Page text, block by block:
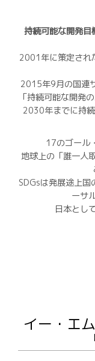
持続可能な開発
2001年に策定され
2015年9月の国連
「持続可能な開発
2030年までに持
17のゴール
地球上の「誰一人
SDGsは発展途上
ーサ
日本とし
イー・エ